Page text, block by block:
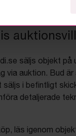
säljs objekt på
via auktion. Bud är
säljs i befintligt
detaljerade
läs igenom